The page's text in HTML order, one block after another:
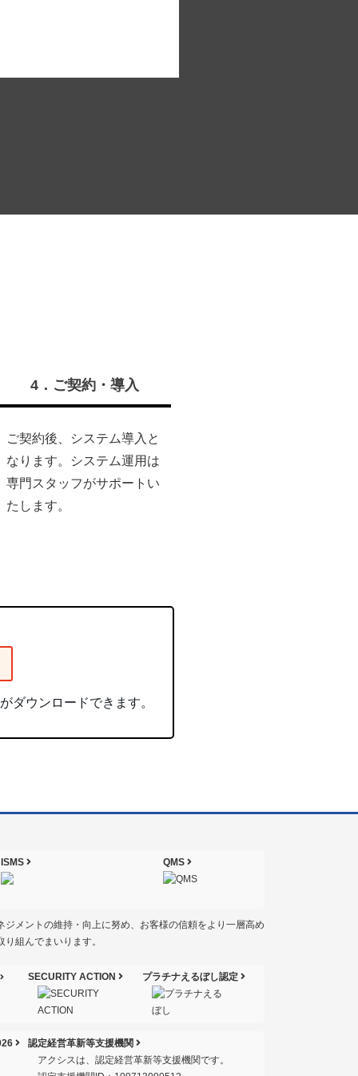
4．ご契約・導入
ご契約後、システム導入と
なります。システム運用は
専門スタッフがサポートい
たします。
ダウンロードできます。
ISMS QMS
ジメントの維持・向上に努め、お客様の信頼をより一層高め
組んでまいります。
SECURITY ACTION プラチナえるぼし認定
認定経営革新等支援機関
アクシスは、認定経営革新等支援機関です。